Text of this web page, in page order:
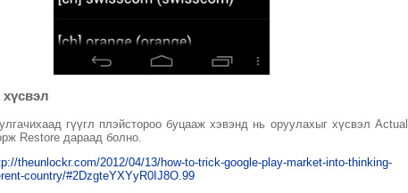
гүүгл плэйстороо буцааж хэвэнд нь оруулахыг хүсвэл Actual
Restore дараад болно.
theunlockr.com/2012/04/13/how-to-trick-google-play-market-into-thinking-
country/#2DzgteYXYyR0IJ8O.99